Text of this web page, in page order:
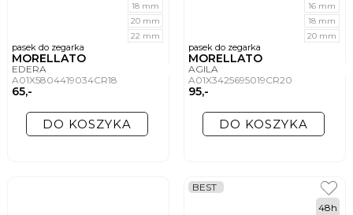
pasek do zegarka
MORELLATO
EDERA
A01X5804419034CR18
65,-
18 mm
20 mm
22 mm
DO KOSZYKA
pasek do zegarka
MORELLATO
AGILA
A01X3425695019CR20
95,-
16 mm
18 mm
20 mm
DO KOSZYKA
BEST
48h